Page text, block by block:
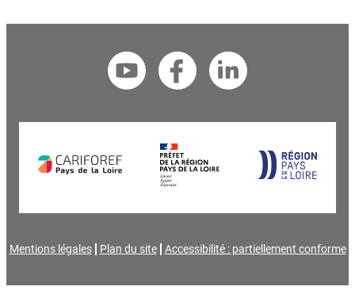
Mentions légales Plan du site Accessibilité : partiellement conforme